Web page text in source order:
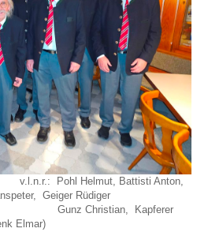
Battisti Anton,
Geiger Rüdiger
Kapferer
Elmar)